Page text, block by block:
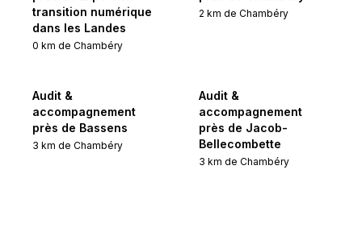
transition numérique
dans les Landes
0 km de Chambéry
2 km de Chambéry
Audit &
accompagnement
près de Bassens
3 km de Chambéry
Audit &
accompagnement
près de Jacob-
Bellecombette
3 km de Chambéry